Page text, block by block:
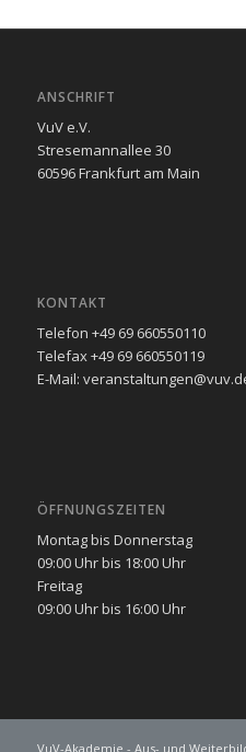
ANSCHRIFT
VuV e.V.
Stresemannallee 30
60596 Frankfurt am Main
KONTAKT
Telefon +49 69 660550110
Telefax +49 69 660550119
E-Mail:
ÖFFNUNGSZEITEN
Montag bis Donnerstag
09:00 Uhr bis 18:00 Uhr
Freitag
09:00 Uhr bis 16:00 Uhr
VuV-Akademie - Aus- und